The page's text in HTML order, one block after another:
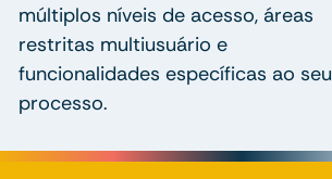
múltiplos níveis de acesso, áreas
restritas multiusuário e
funcionalidades específicas ao seu
processo.